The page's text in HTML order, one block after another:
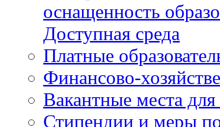
оснащенность
Доступная среда
Платные
Финансово-
Вакантные места
Стипендии и меры